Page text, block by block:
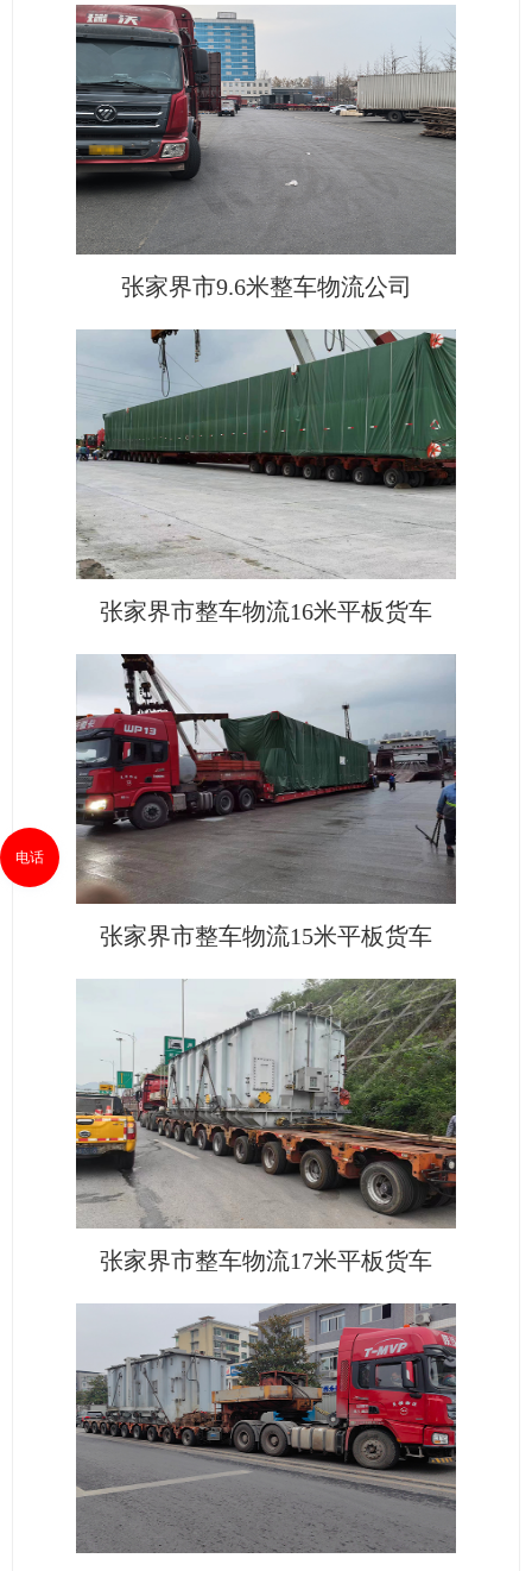
张家界市9.6米整车物流公司
张家界市整车物流16米平板货车
张家界市整车物流15米平板货车
张家界市整车物流17米平板货车
电话